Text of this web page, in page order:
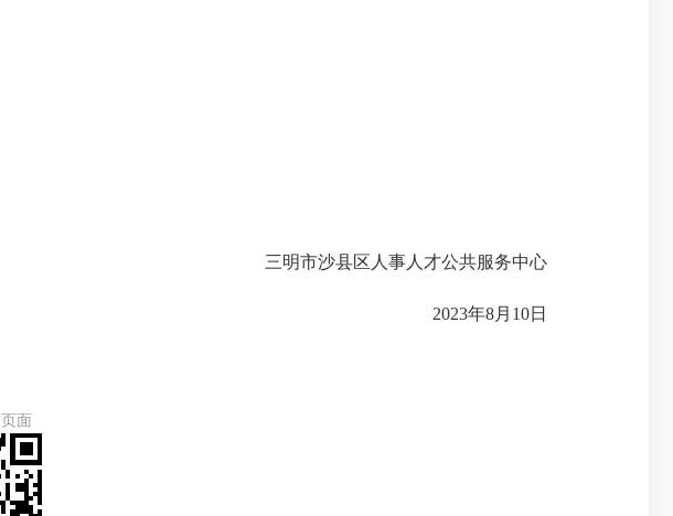
三明市沙县区人事人才公共服务中心
2023年8月10日
面